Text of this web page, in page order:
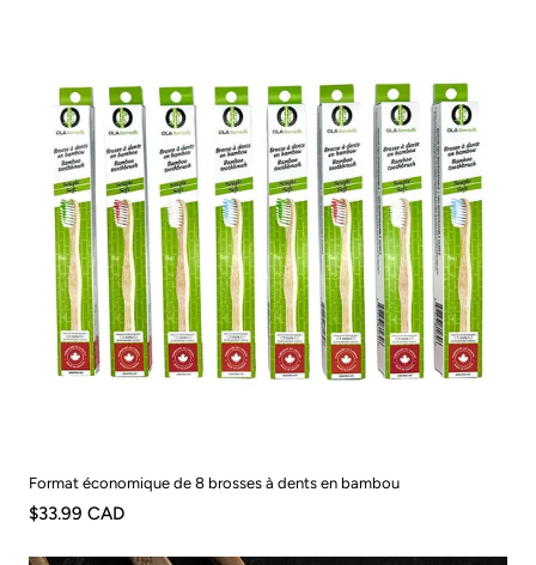
Format économique de 8 brosses à dents en bambou
$33.99 CAD